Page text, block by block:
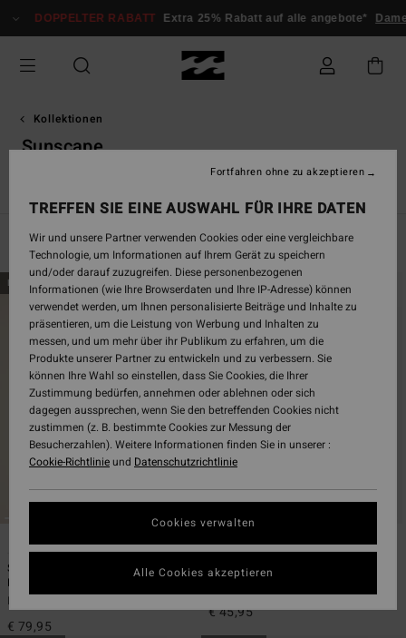
zur
Auswahl
springen
DOPPELTER RABATT Extra 25% Rabatt auf alle angebote* Damen
Kollektionen
Sunscape
Filtern & Sortieren 31Ergebnisse
Direkt
zu
Filterkriterien
springen
Überspringen
und
filtern
BRANDNEU
Summer High Square Tanker One-
Piece
Frauen Rosa Badeanzug
€ 79,95
BRANDNEU
Way Out Knit
€ 45,95
TREFFEN SIE EINE AUSWAHL FÜR IHRE DATEN
Wir und unsere Partner verwenden Cookies oder eine vergleichbare
Technologie, um Informationen auf Ihrem Gerät zu speichern
und/oder darauf zuzugreifen. Diese personenbezogenen
Informationen (wie Ihre Browserdaten und Ihre IP-Adresse) können
verwendet werden, um Ihnen personalisierte Beiträge und Inhalte zu
präsentieren, um die Leistung von Werbung und Inhalten zu
messen, und um mehr über ihr Publikum zu erfahren, um die
Produkte unserer Partner zu entwickeln und zu verbessern. Sie
können Ihre Wahl so einstellen, dass Sie Cookies, die Ihrer
Zustimmung bedürfen, annehmen oder ablehnen oder sich
dagegen aussprechen, wenn Sie den betreffenden Cookies nicht
zustimmen (z. B. bestimmte Cookies zur Messung der
Besucherzahlen). Weitere Informationen finden Sie in unserer :
Cookie-Richtlinieund Datenschutzrichtlinie
Cookies verwalten
Fortfahren ohne zu akzeptieren
Alle Cookies akzeptieren